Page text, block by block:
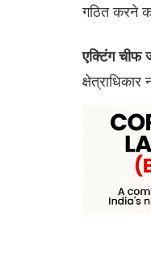
गठित करने
एक्टिंग चीफ